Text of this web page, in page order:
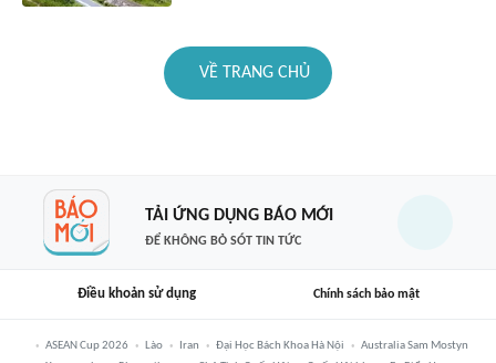
VỀ TRANG CHỦ
TẢI ỨNG DỤNG BÁO MỚI
ĐỂ KHÔNG BỎ SÓT TIN TỨC
Điều khoản sử dụng Chính sách bảo mật
ASEAN Cup 2026 Lào Iran Đại Học Bách Khoa Hà Nội
Australia Sam Mostyn